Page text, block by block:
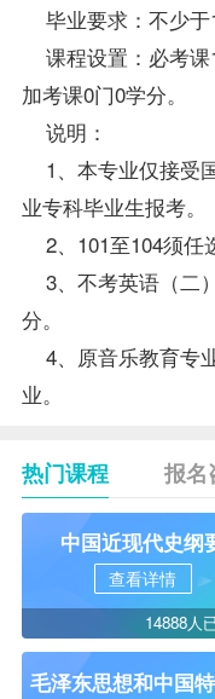
毕业要求：不少于
课程设置：必考课
加考课0门0学分。
说明：
1、本专业仅接受
业专科毕业生报考。
2、101至104须任
3、不考英语（二
分。
4、原音乐教育专
业。
热门课程 报名
中国近现代史纲
查看详情
14888人
毛泽东思想和中国